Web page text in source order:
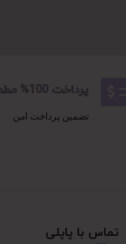
پرداخت 100% مطمئن
تضمین پرداخت امن
تماس با پاپلی